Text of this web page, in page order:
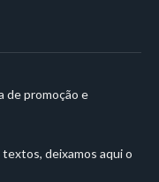
de promoção e
deixamos aqui o